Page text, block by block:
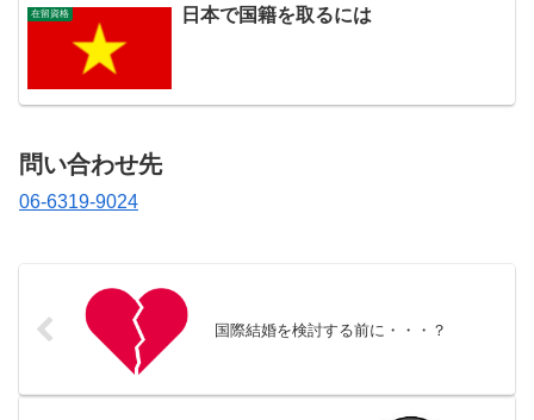
在留資格 日本で国籍を取るには
問い合わせ先
06-6319-9024
国際結婚を検討する前に・・・？